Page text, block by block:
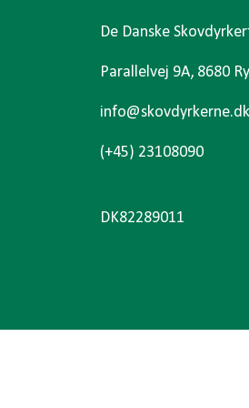
De Danske
Parallelvej 9A, 8680 Ry
info@skovdyrkerne.dk
(+45) 23108090
DK82289011